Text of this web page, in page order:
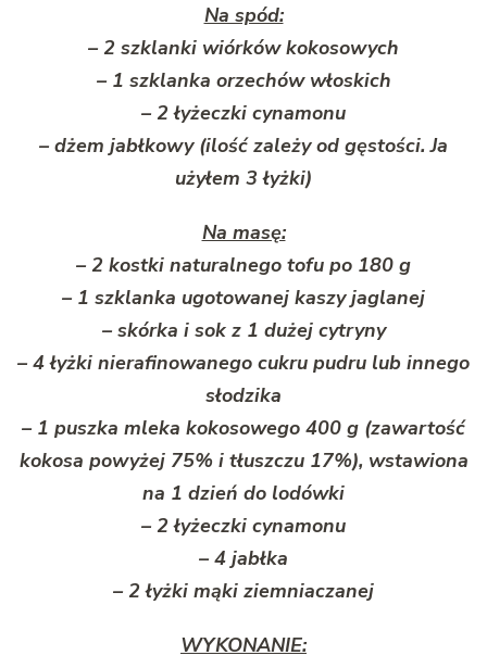
Na spód:
– 2 szklanki wiórków kokosowych
– 1 szklanka orzechów włoskich
– 2 łyżeczki cynamonu
– dżem jabłkowy (ilość zależy od gęstości. Ja
użyłem 3 łyżki)
Na masę:
– 2 kostki naturalnego tofu po 180 g
– 1 szklanka ugotowanej kaszy jaglanej
– skórka i sok z 1 dużej cytryny
– 4 łyżki nierafinowanego cukru pudru lub innego
słodzika
– 1 puszka mleka kokosowego 400 g (zawartość
kokosa powyżej 75% i tłuszczu 17%), wstawiona
na 1 dzień do lodówki
– 2 łyżeczki cynamonu
– 4 jabłka
– 2 łyżki mąki ziemniaczanej
WYKONANIE: